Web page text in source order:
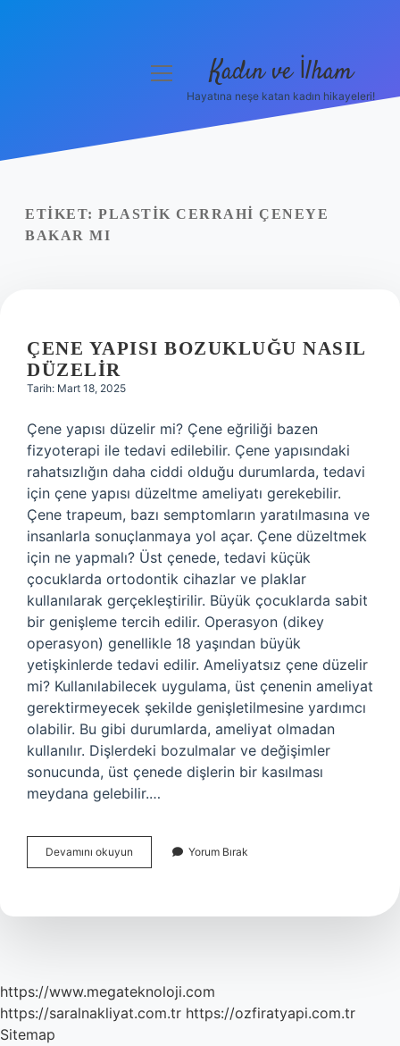
Yasal Uyarı
menüyü
Kadın ve İlham
Hayatına neşe katan kadın hikayeleri!
ETIKET: PLASTIK CERRAHI ÇENEYE
BAKAR MI
ÇENE YAPISI BOZUKLUĞU NASIL
DÜZELIR
Tarih: Mart 18, 2025
Çene yapısı düzelir mi? Çene eğriliği bazen
fizyoterapi ile tedavi edilebilir. Çene yapısındaki
rahatsızlığın daha ciddi olduğu durumlarda, tedavi
için çene yapısı düzeltme ameliyatı gerekebilir.
Çene trapeum, bazı semptomların yaratılmasına ve
insanlarla sonuçlanmaya yol açar. Çene düzeltmek
için ne yapmalı? Üst çenede, tedavi küçük
çocuklarda ortodontik cihazlar ve plaklar
kullanılarak gerçekleştirilir. Büyük çocuklarda sabit
bir genişleme tercih edilir. Operasyon (dikey
operasyon) genellikle 18 yaşından büyük
yetişkinlerde tedavi edilir. Ameliyatsız çene düzelir
mi? Kullanılabilecek uygulama, üst çenenin ameliyat
gerektirmeyecek şekilde genişletilmesine yardımcı
olabilir. Bu gibi durumlarda, ameliyat olmadan
kullanılır. Dişlerdeki bozulmalar ve değişimler
sonucunda, üst çenede dişlerin bir kasılması
meydana gelebilir.…
Devamını okuyun
Yapısı
Düzelir
Yorum Bırak
https://www.megateknoloji.com
https://saralnakliyat.com.tr https://ozfiratyapi.com.tr
Sitemap